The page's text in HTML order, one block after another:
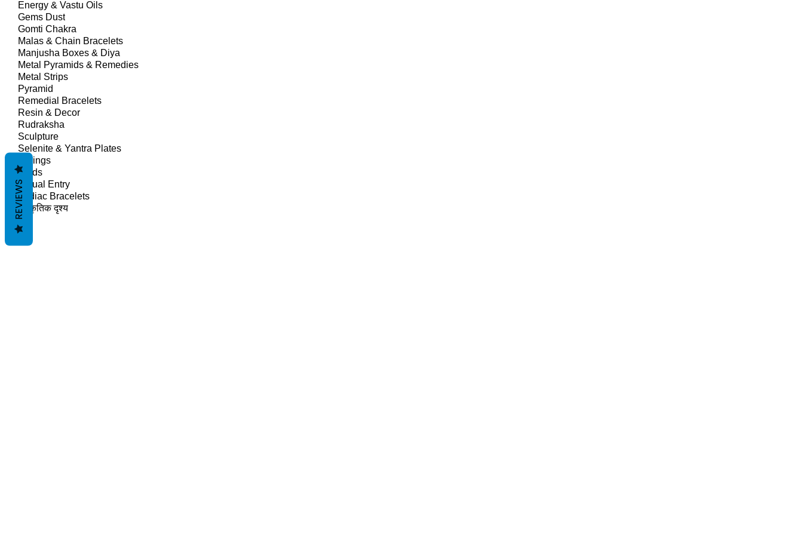
Energy & Vastu Oils
Gems Dust
Gomti Chakra
Malas & Chain Bracelets
Manjusha Boxes & Diya
Metal Pyramids & Remedies
Metal Strips
Pyramid
Remedial Bracelets
Resin & Decor
Rudraksha
Sculpture
Selenite & Yantra Plates
Springs
Studs
Virtual Entry
Zodiac Bracelets
प्राकृतिक दृश्य
REVIEWS